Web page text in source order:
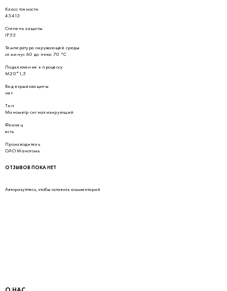
Класс точности
45413
Степень защиты
IP53
Температура окружающей среды
от минус 60 до плюс 70 °С
Подключение к процессу
М20*1,5
Вид взрывозащиты
нет
Тип
Манометр сигнализирующий
Фланец
есть
Производитель
ОАО Манотомь
ОТЗЫВОВ ПОКА НЕТ
Авторизуйтесь, чтобы оставить комментарий